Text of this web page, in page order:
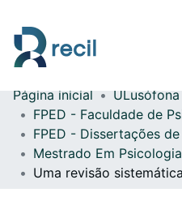
Comunidades & Coleções
Percorrer repositório
Estatísticas
Página inicial